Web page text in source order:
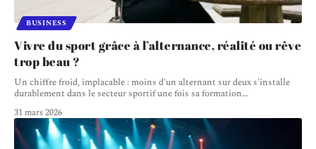
BUSINESS
Vivre du sport grâce à l’alternance, réalité ou rêve
trop beau ?
Un chiffre froid, implacable : moins d'un alternant sur deux s'installe
durablement dans le secteur sportif une fois sa formation…
31 mars 2026